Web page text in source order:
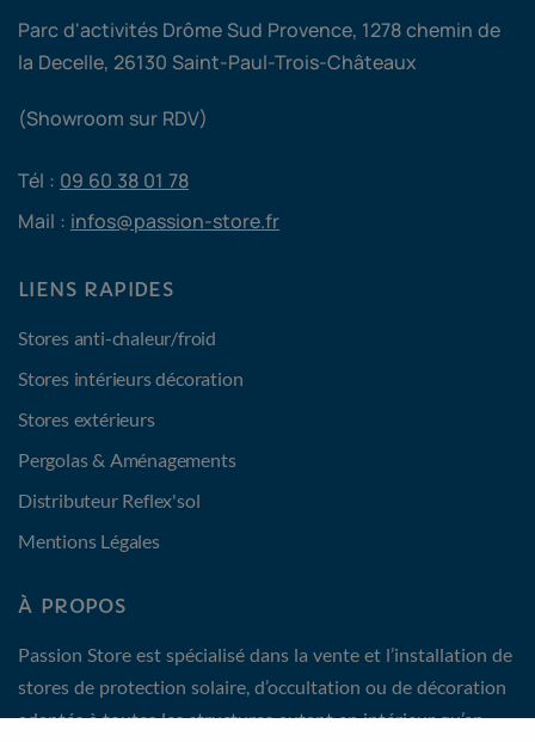
Parc d'activités Drôme Sud Provence, 1278 chemin de
la Decelle, 26130 Saint-Paul-Trois-Châteaux
(Showroom sur RDV)
Tél : 09 60 38 01 78
Mail : infos@passion-store.fr
LIENS RAPIDES
Stores anti-chaleur/froid
Stores intérieurs décoration
Stores extérieurs
Pergolas & Aménagements
Distributeur Reflex'sol
Mentions Légales
À PROPOS
Passion Store est spécialisé dans la vente et l’installation de
stores de protection solaire, d’occultation ou de décoration
adaptés à toutes les structures autant en intérieur qu’en